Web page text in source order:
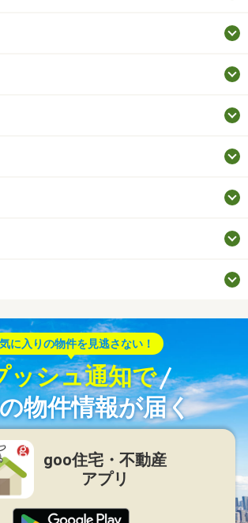
に入りの物件を見逃さない！
ッシュ通知で
物件情報が届く
goo住宅・不動産
アプリ